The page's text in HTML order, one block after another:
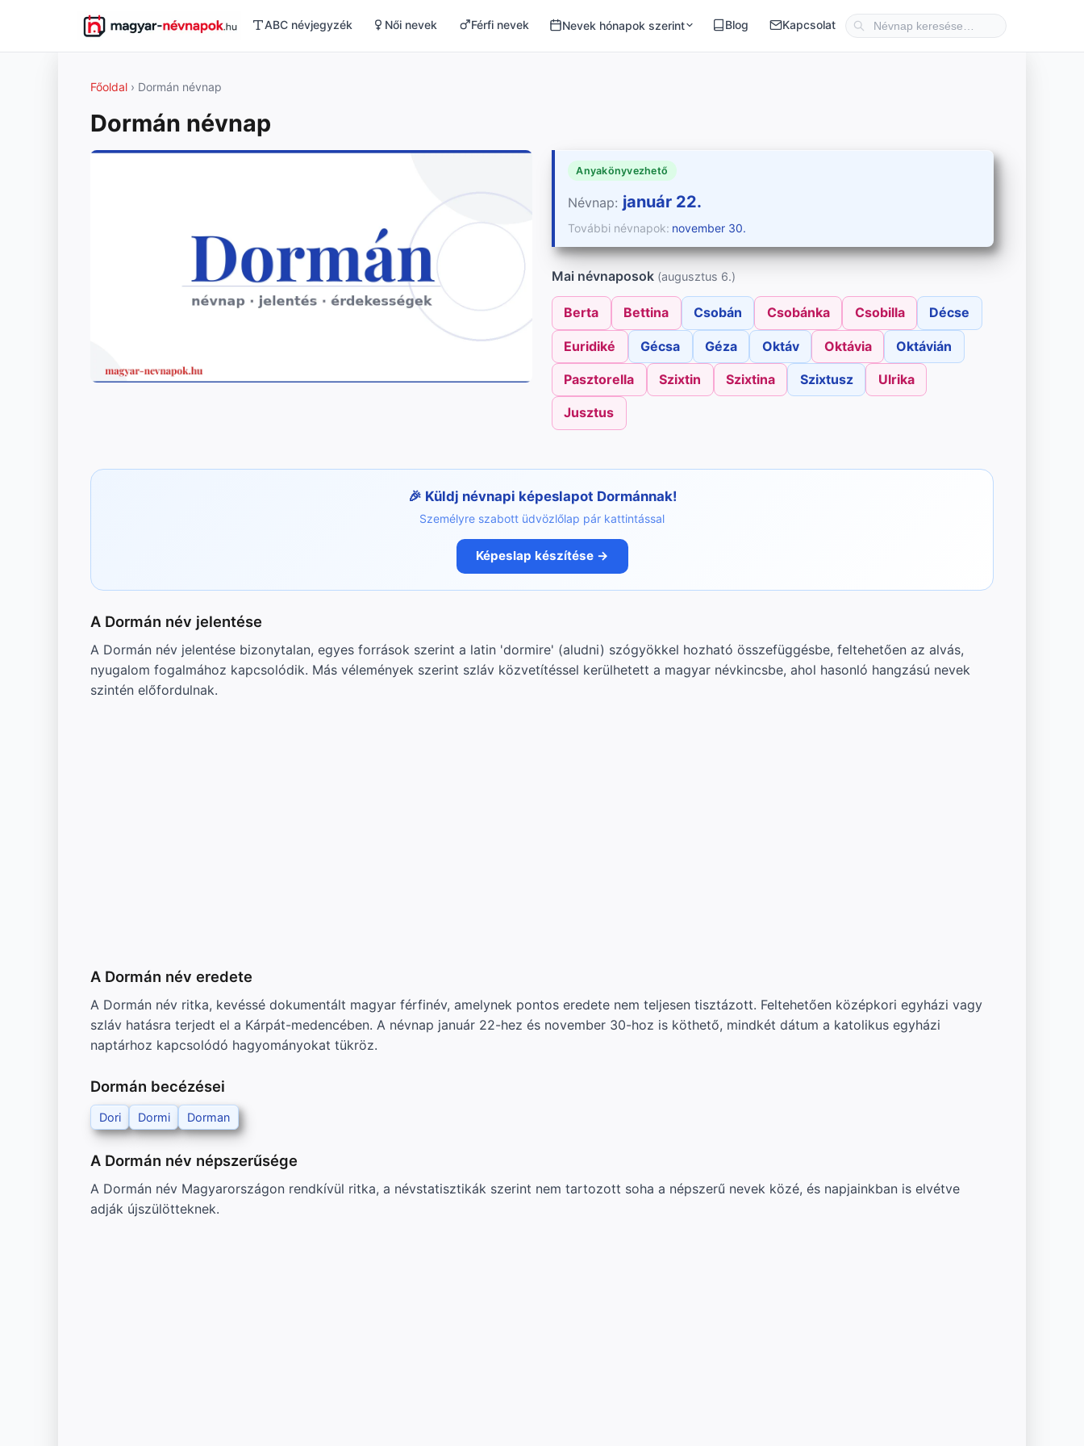
ABC névjegyzék Női nevek Férfi nevek Nevek hónapok szerint Blog Kapcsolat
Főoldal › Dormán névnap
Dormán névnap
Anyakönyvezhető
Névnap: január 22.
További névnapok: november 30.
Mai névnaposok (augusztus 6.)
Berta Bettina Csobán Csobánka Csobilla Décse
Euridiké Gécsa Géza Oktáv Oktávia Oktávián
Pasztorella Szixtin Szixtina Szixtusz Ulrika
Jusztus
Küldj névnapi képeslapot Dormánnak!
Személyre szabott üdvözlőlap pár kattintással
Képeslap készítése →
A Dormán név jelentése
A Dormán név jelentése bizonytalan, egyes források szerint a latin 'dormire' (aludni) szógyökkel hozható összefüggésbe, feltehetően az alvás,
nyugalom fogalmához kapcsolódik. Más vélemények szerint szláv közvetítéssel kerülhetett a magyar névkincsbe, ahol hasonló hangzású nevek
szintén előfordulnak.
A Dormán név eredete
A Dormán név ritka, kevéssé dokumentált magyar férfinév, amelynek pontos eredete nem teljesen tisztázott. Feltehetően középkori egyházi vagy
szláv hatásra terjedt el a Kárpát-medencében. A névnap január 22-hez és november 30-hoz is köthető, mindkét dátum a katolikus egyházi
naptárhoz kapcsolódó hagyományokat tükröz.
Dormán becézései
Dori Dormi Dorman
A Dormán név népszerűsége
A Dormán név Magyarországon rendkívül ritka, a névstatisztikák szerint nem tartozott soha a népszerű nevek közé, és napjainkban is elvétve
adják újszülötteknek.